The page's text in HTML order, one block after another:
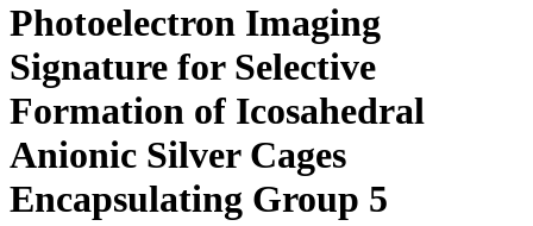
Photoelectron Imaging
Signature for Selective
Formation of Icosahedral
Anionic Silver Cages
Encapsulating Group 5